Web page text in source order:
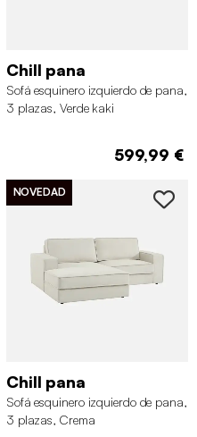
Chill pana
Sofá esquinero izquierdo de pana,
3 plazas, Verde kaki
599,99 €
NOVEDAD
Chill pana
Sofá esquinero izquierdo de pana,
3 plazas, Crema